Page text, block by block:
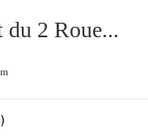
2 Roue...
)